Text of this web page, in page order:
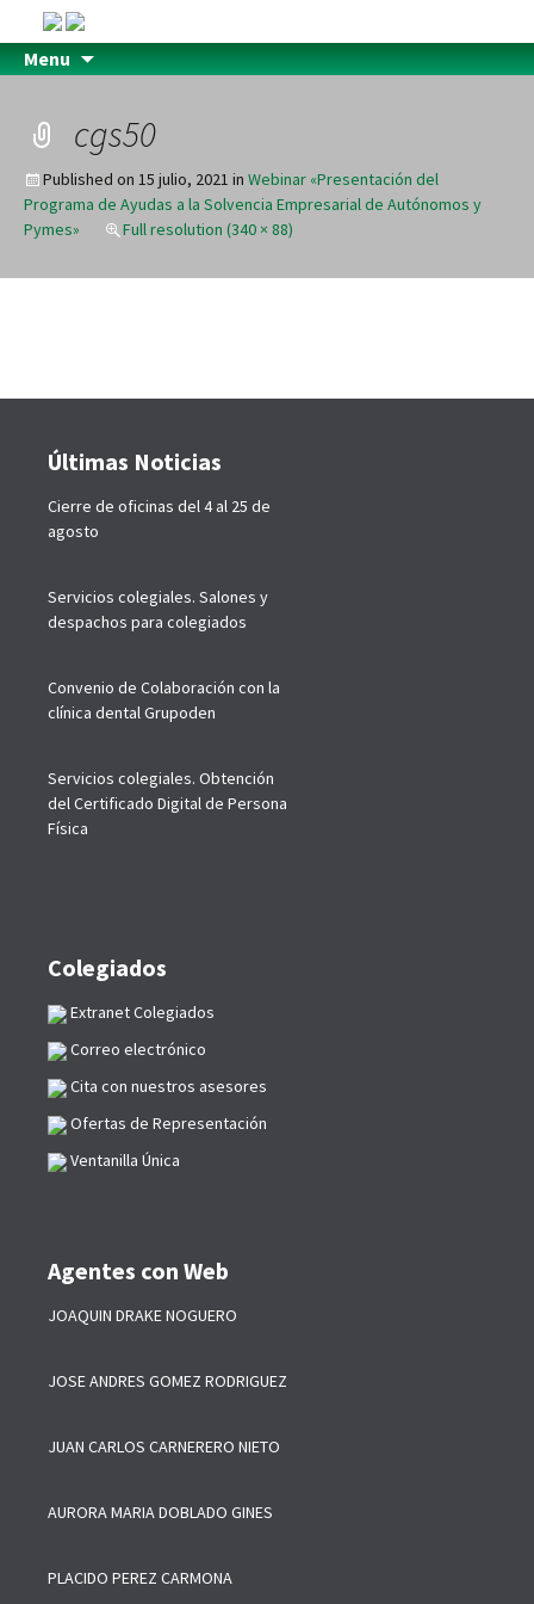
Menu
cgs50
Published on 15 julio, 2021 in Webinar «Presentación del
Programa de Ayudas a la Solvencia Empresarial de Autónomos y
Pymes»
Full resolution (340 × 88)
Últimas Noticias
Cierre de oficinas del 4 al 25 de
agosto
Servicios colegiales. Salones y
despachos para colegiados
Convenio de Colaboración con la
clínica dental Grupoden
Servicios colegiales. Obtención
del Certificado Digital de Persona
Física
Colegiados
Extranet Colegiados
Correo electrónico
Cita con nuestros asesores
Ofertas de Representación
Ventanilla Única
Agentes con Web
JOAQUIN DRAKE NOGUERO
JOSE ANDRES GOMEZ RODRIGUEZ
JUAN CARLOS CARNERERO NIETO
AURORA MARIA DOBLADO GINES
PLACIDO PEREZ CARMONA